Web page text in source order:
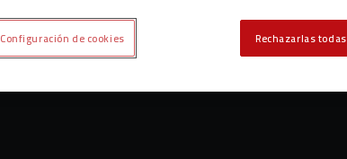
Rechazarlas todas
Configuración de cookies